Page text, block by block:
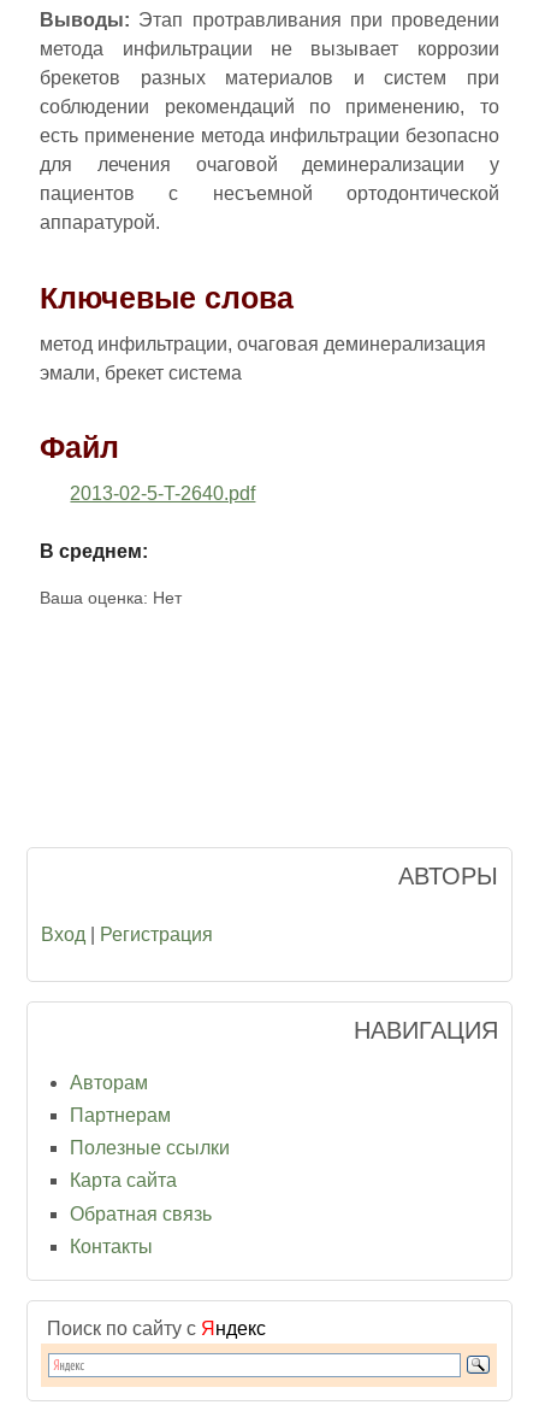
Выводы: Этап протравливания при проведении
метода инфильтрации не вызывает коррозии
брекетов разных материалов и систем при
соблюдении рекомендаций по применению, то
есть применение метода инфильтрации безопасно
для лечения очаговой деминерализации у
пациентов с несъемной ортодонтической
аппаратурой.
Ключевые слова
метод инфильтрации, очаговая деминерализация
эмали, брекет система
Файл
2013-02-5-T-2640.pdf
В среднем:
Ваша оценка: Нет
АВТОРЫ
Вход Регистрация
НАВИГАЦИЯ
Авторам
Партнерам
Полезные ссылки
Карта сайта
Обратная связь
Контакты
Поиск по сайту с Я ндекс